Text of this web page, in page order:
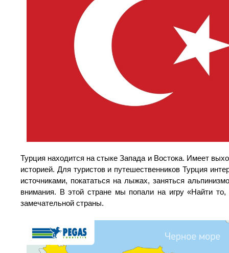
Турция находится на стыке Запада и Востока. Имеет
историей. Для туристов и путешественников Турция
источниками, покататься на лыжах, заняться
внимания. В этой стране мы попали на игру «Найти
замечательной страны.